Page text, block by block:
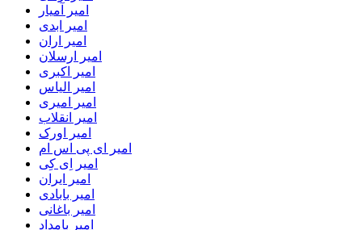
امیر آمیار
امیر ابدی
امیر اران
امیر ارسلان
امیر اکبری
امیر الیاس
امیر امیری
امیر انقلاب
امیر اورک
امیر ای پی اس ام
امیر اِی کِی
امیر ایران
امیر بابادی
امیر باغانی
امیر بامداد